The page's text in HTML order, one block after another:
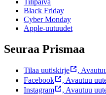
Black Friday
Cyber Monday
Apple-uutuudet
Seuraa Prismaa
Tilaa uutiskirje ,
Facebook
, Avautuu
Instagram
, Avautuu